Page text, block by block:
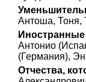
Антоша, Тоня,
Антонио
(Германия),
Отчества,